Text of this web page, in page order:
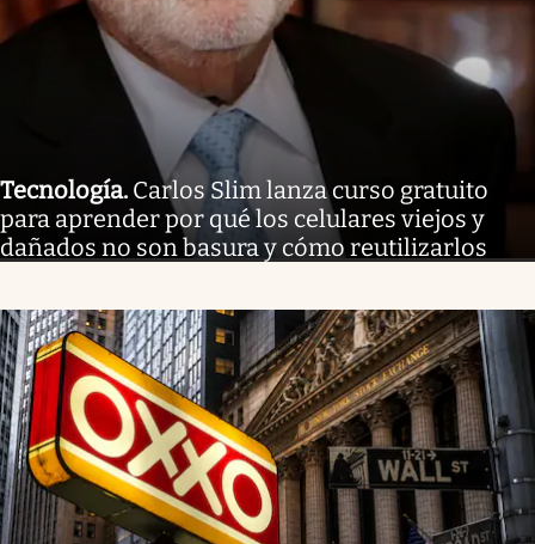
Tecnología. Carlos Slim lanza curso gratuito
para aprender por qué los celulares viejos y
dañados no son basura y cómo reutilizarlos